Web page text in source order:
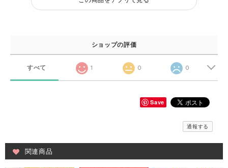
ショップの評価
すべて 1 0 0
Save
通報する
関連商品